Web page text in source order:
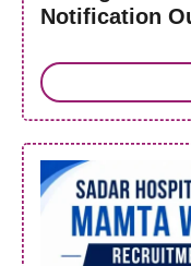
Notification